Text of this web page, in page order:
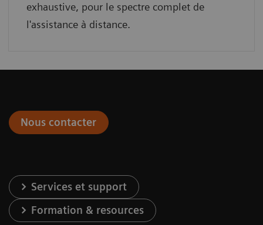
exhaustive, pour le spectre complet de
l'assistance à distance.
Nous contacter
Services et support
Formation & resources